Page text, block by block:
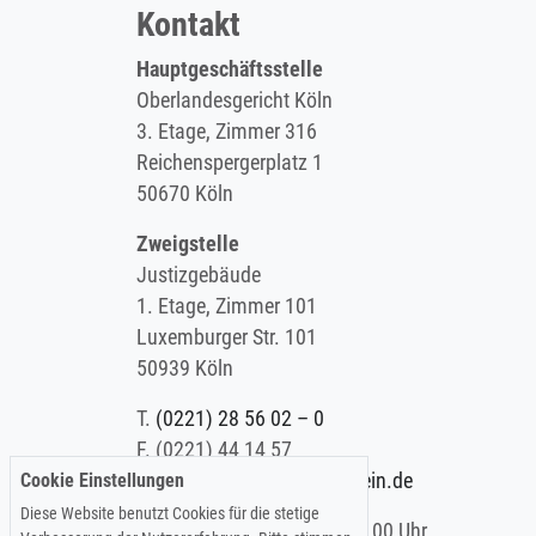
Kontakt
Hauptgeschäftsstelle
Oberlandesgericht Köln
3. Etage, Zimmer 316
Reichenspergerplatz 1
50670 Köln
Zweigstelle
Justizgebäude
1. Etage, Zimmer 101
Luxemburger Str. 101
50939 Köln
T. (0221) 28 56 02 – 0
F.(0221) 44 14 57
E.info@koelner-anwaltverein.de
Montag - Freitag: 9.00 – 15.00 Uhr
Cookie Einstellungen
Diese Website benutzt Cookies für die stetige